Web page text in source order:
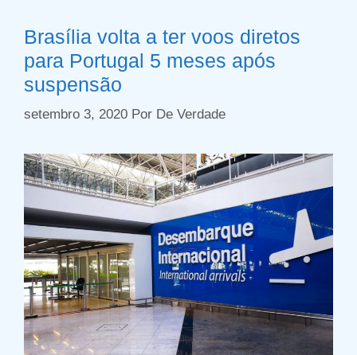
Brasília volta a ter voos diretos
para Portugal 5 meses após
suspensão
setembro 3, 2020 Por De Verdade